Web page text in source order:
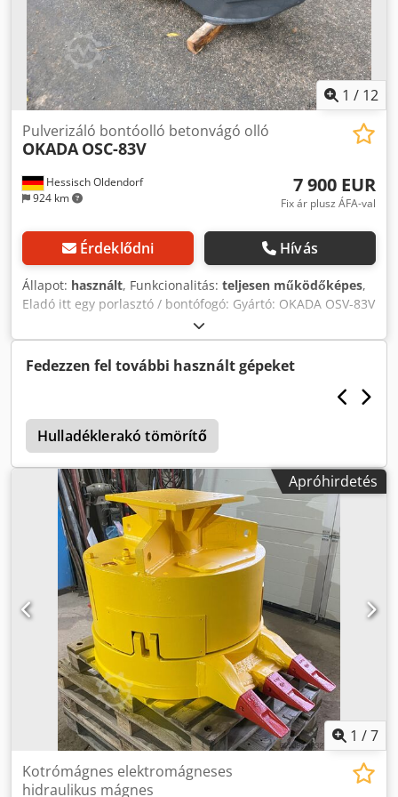
1 / 12
Hessisch Oldendorf
924 km
Pulverizáló bontóolló betonvágó olló
OKADA OSC-83V
7 900 EUR
Fix ár plusz ÁFA-val
Érdeklődni Hívás
Állapot: használt, Funkcionalitás: teljesen működőképes,
Eladó itt egy porlasztó / bontófogó: Gyártó: OKADA OSV-83V
Dksdpfsxw N Szjx Anksr LENOX MS21 20-25 tonnás
kotrógépekhez alkalmas Használt, működőképes
állapotban. Kérdés esetén telefonon vagy e-mailben lehet
érdeklődni. Szállítás Németországon belül megoldható. A
információ garancia és felelősségvállalás nélkül, az eladás,
valamint hibák joga fenntartva. Beszélünk franciául /
beszélünk oroszul Beszélünk angolul / beszélünk románul
Elérhetők vagyunk Viber / WhatsApp / Skype
elérhetőségeken is. Felár ellenében minden vám- és
forgalomba helyezési ügyintézést elvégezünk. Felár
ellenében a járművek kikötőbe szállítását is vállaljuk. Csak
az Általános Szerződési Feltételeink alapján értékesítünk. A
járműleírás esetleges hibáiért felelősséget nem vállalunk.
Nyitvatartás: hétfőtől szombatig 08:00 - 12:00 13:00 - 18:00
Szombaton csak előzetes egyeztetés alapján
EXPORT/NETTÓ ÁR Átvétel a helyszínen - időpont
egyeztetéssel Minden szükséges vám- és regisztrációs
ügyintézést elvégzünk felár ellenében. Felár ellenében a
járműveket a kikötőbe szállítjuk. Kizárólag Általános
Szerződési Feltételeink szerint értékesítünk! A leírás
esetleges hibáiért nem vállalunk felelősséget. A jármű
fóliázható vagy reklámmal ellátható.
Fedezzen fel további használt gépeket
Hulladéklerakó tömörítő
Apróhirdetés
1 /7
Kotrómágnes elektromágneses
hidraulikus mágnes